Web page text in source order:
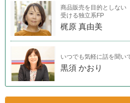
商品販売を目的としな
受ける独立系FP
梶原 真由美
いつでも気軽に話を聞い
黒須 かおり